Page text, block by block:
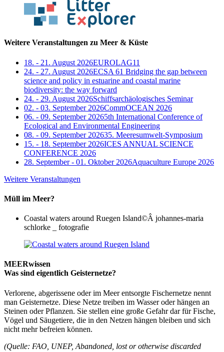
Weitere Veranstaltungen zu Meer & Küste
18. - 21. August 2026EUROLAG11
24. - 27. August 2026ECSA 61 Bridging the gap between
science and policy in estuarine and coastal marine
biodiversity: the way forward
24. - 29. August 2026Schiffsarchäologisches Seminar
02. - 03. September 2026CommOCEAN 2026
06. - 09. September 20265th International Conference of
Ecological and Environmental Engineering
08. - 09. September 202635. Meeresumwelt-Symposium
15. - 18. September 2026ICES ANNUAL SCIENCE
CONFERENCE 2026
28. September - 01. Oktober 2026Aquaculture Europe 2026
Weitere Veranstaltungen
Müll im Meer?
Coastal waters around Ruegen Island©Â johannes-maria
schlorke _ fotografie
MEERwissen
Was sind eigentlich Geisternetze?
Verlorene, abgerissene oder im Meer entsorgte Fischernetze nennt
man Geisternetze. Diese Netze treiben im Wasser oder hängen an
Steinen oder Pflanzen. Sie stellen eine große Gefahr dar für Fische,
Vögel und Säugetiere, die in den Netzen hängen bleiben und sich
nicht mehr befreien können.
(Quelle: FAO, UNEP, Abandoned, lost or otherwise discarded